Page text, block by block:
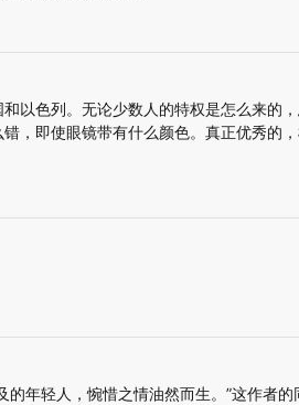
以色列。无论少数人的特权是怎么来的
，即使眼镜带有什么颜色。真正优秀的
的年轻人，惋惜之情油然而生。”这作者